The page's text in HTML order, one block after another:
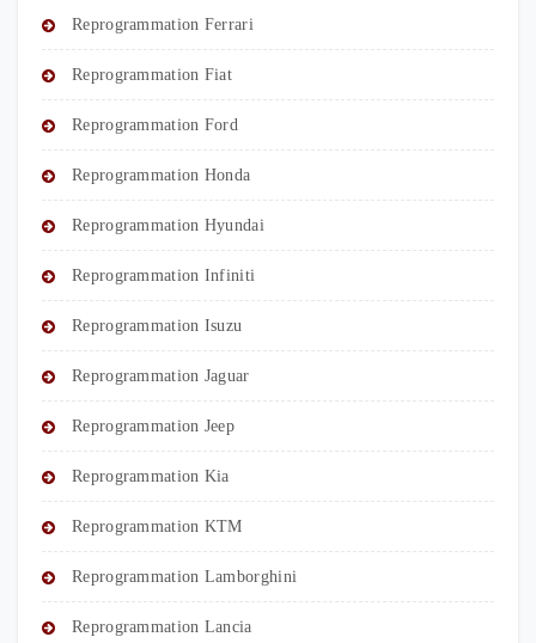
Reprogrammation Ferrari
Reprogrammation Fiat
Reprogrammation Ford
Reprogrammation Honda
Reprogrammation Hyundai
Reprogrammation Infiniti
Reprogrammation Isuzu
Reprogrammation Jaguar
Reprogrammation Jeep
Reprogrammation Kia
Reprogrammation KTM
Reprogrammation Lamborghini
Reprogrammation Lancia